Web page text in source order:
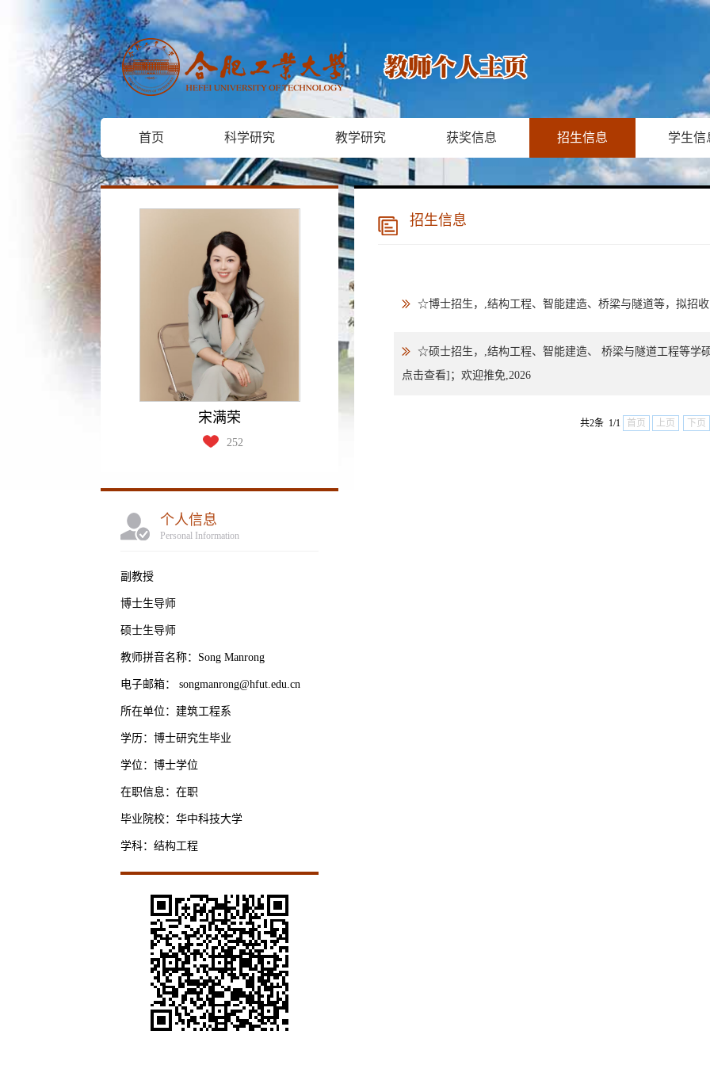
首页 科学研究 教学研究 获奖信息 招生信息 学生信
宋满荣
252
个人信息
Personal Information
副教授
博士生导师
硕士生导师
教师拼音名称：Song Manrong
电子邮箱： songmanrong@hfut.edu.cn
所在单位：建筑工程系
学历：博士研究生毕业
学位：博士学位
在职信息：在职
毕业院校：华中科技大学
学科：结构工程
招生信息
☆博士招生，,结构工程、智能建造、桥梁与隧道等，拟招
☆硕士招生，,结构工程、智能建造、 桥梁与隧道工程等学
点击查看]；欢迎推免,2026
共2条 1/1 首页 上页 下页